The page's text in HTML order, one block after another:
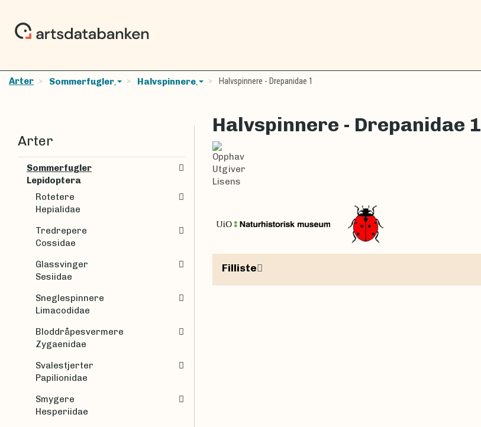
Arter Sommerfugler Halvspinnere Halvspinnere - Drepanidae 1
Halvspinnere - Drepanidae 1
Opphav
Utgiver
Lisens
Filliste
Arter
Sommerfugler
Lepidoptera
Rotetere
Hepialidae
Tredrepere
Cossidae
Glassvinger
Sesiidae
Sneglespinnere
Limacodidae
Bloddråpesvermere
Zygaenidae
Svalestjerter
Papilionidae
Smygere
Hesperiidae